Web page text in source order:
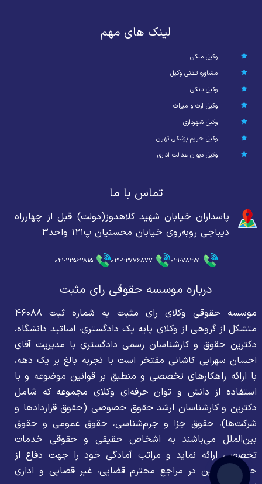
لینک های مهم
وکیل ملکی
مشاوره تلفنی وکیل
وکیل بانکی
وکیل ارث و میراث
وکیل شهرداری
وکیل جرایم پزشکی تهران
وکیل دیوان عدالت اداری
تماس با ما
پاسداران خیابان شهید کلاهدوز(دولت) قبل از چهارراه
دیباجی روبه‌روی خیابان محسنیان پ۱۲۱ واحد۳
021-78351
021-22776877
021-22562815
درباره موسسه حقوقی رای مثبت
موسسه حقوقی وکلای رای مثبت به شماره ثبت ۴۶۰۸۸
متشکل از گروهی از وکلای پایه یک دادگستری، اساتید دانشگاه،
دکترین حقوق و کارشناسان رسمی دادگستری با مدیریت آقای
احسان سهرابی کاشانی مفتخر است با تجربه بالغ بر یک دهه،
با ارائه راهکارهای تخصصی و منطبق بر قوانین موضوعه و با
استفاده از دانش و توان حرفه‌ای وکلای مجموعه که شامل
دکترین و کارشناسان ارشد حقوق خصوصی (حقوق قراردادها و
شرکت‌ها)، حقوق جزا و جرم‌شناسی، حقوق عمومی و حقوق
بین‌الملل می‌باشند به اشخاص حقیقی و حقوقی خدمات
تخصصی ارائه نماید و مراتب آمادگی خود را جهت دفاع از
حقوق موکلین در مراجع محترم قضایی، غیر قضایی و اداری